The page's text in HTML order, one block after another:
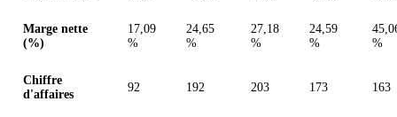
Marge nette
(%)
17,09
%
24,65
%
27,18
%
24,59
%
%
Chiffre
d'affaires
92 192 203 173 163